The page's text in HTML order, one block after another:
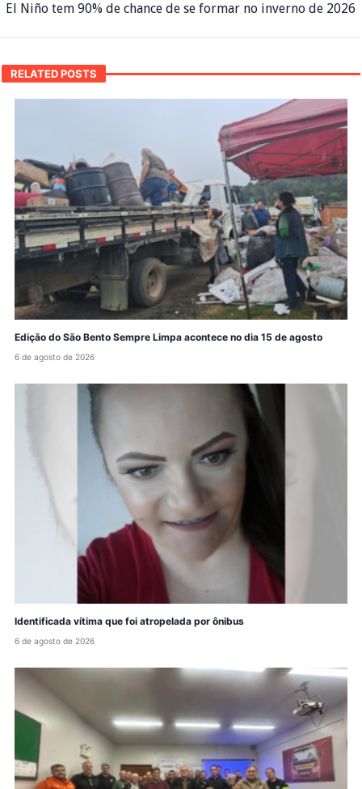
El Niño tem 90% de chance de se formar no inverno de 2026
RELATED POSTS
Edição do São Bento Sempre Limpa acontece no dia 15 de agosto
6 de agosto de 2026
Identificada vítima que foi atropelada por ônibus
6 de agosto de 2026